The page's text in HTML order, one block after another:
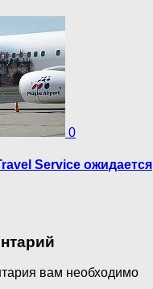
0
Service ожидается
вам необходимо